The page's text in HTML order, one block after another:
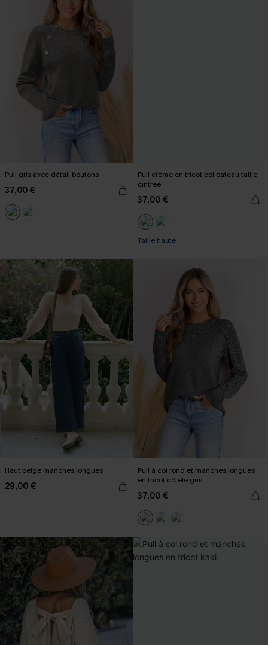
Pull gris avec détail boutons
37,00 €
Pull crème en tricot col bateau taille
cintrée
37,00 €
Taille haute
Haut beige manches longues
29,00 €
Pull à col rond et manches longues
en tricot côtelé gris
37,00 €